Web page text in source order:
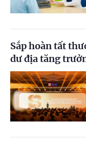
Sắp hoàn tất
dư địa tăng